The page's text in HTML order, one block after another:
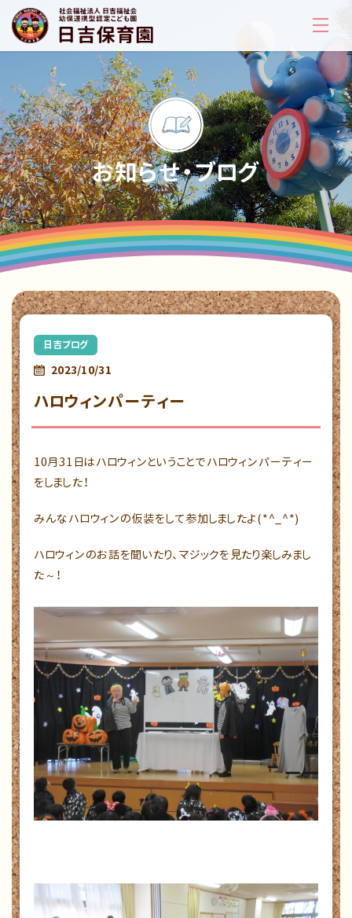
お知らせ・ブログ
日吉ブログ
2023/10/31
ハロウィンパーティー
10月31日はハロウィンということでハロウィンパーティー
をしました！
みんなハロウィンの仮装をして参加しましたよ(*^_^*)
ハロウィンのお話を聞いたり、マジックを見たり楽しみまし
た～！